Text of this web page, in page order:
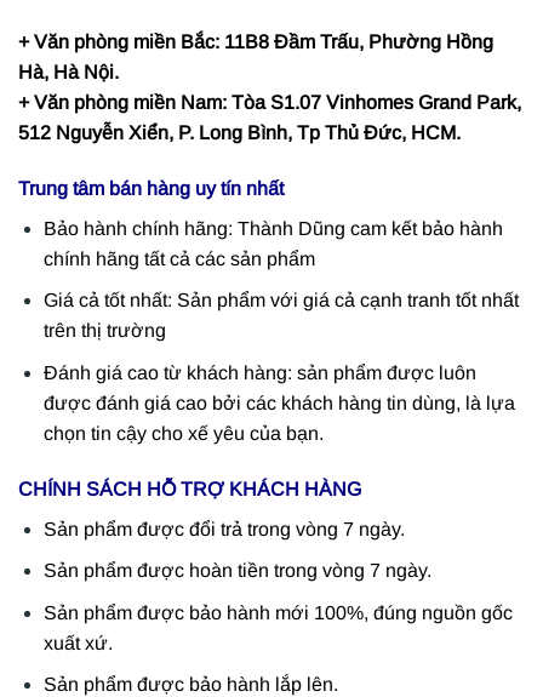
+ Văn phòng miền Bắc: 11B8 Đầm Trấu, Phường Hồng
Hà, Hà Nội.
+ Văn phòng miền Nam: Tòa S1.07 Vinhomes Grand Park,
512 Nguyễn Xiển, P. Long Bình, Tp Thủ Đức, HCM.
Trung tâm bán hàng uy tín nhất
Bảo hành chính hãng: Thành Dũng cam kết bảo hành
chính hãng tất cả các sản phẩm
Giá cả tốt nhất: Sản phẩm với giá cả cạnh tranh tốt nhất
trên thị trường
Đánh giá cao từ khách hàng: sản phẩm được luôn
được đánh giá cao bởi các khách hàng tin dùng, là lựa
chọn tin cậy cho xế yêu của bạn.
CHÍNH SÁCH HỖ TRỢ KHÁCH HÀNG
Sản phẩm được đổi trả trong vòng 7 ngày.
Sản phẩm được hoàn tiền trong vòng 7 ngày.
Sản phẩm được bảo hành mới 100%, đúng nguồn gốc
xuất xứ.
Sản phẩm được bảo hành lắp lên.